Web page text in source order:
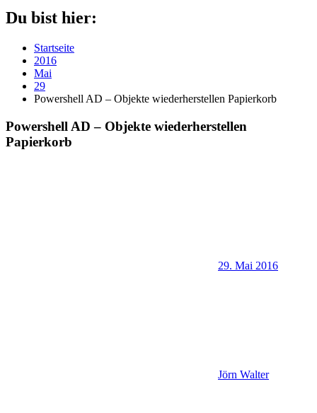
Du bist hier:
Startseite
2016
Mai
29
Powershell AD – Objekte wiederherstellen Papierkorb
Powershell AD – Objekte wiederherstellen
Papierkorb
29. Mai 2016
Jörn Walter